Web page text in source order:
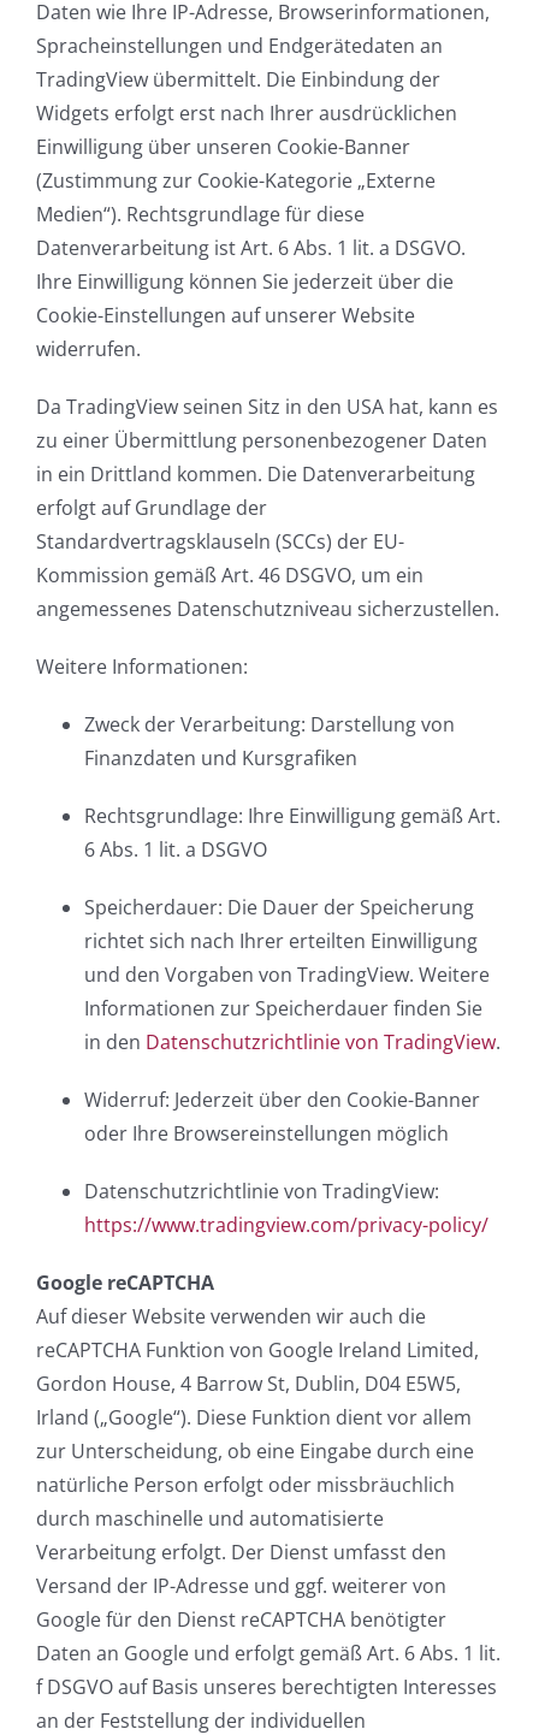
Daten wie Ihre IP-Adresse, Browserinformationen,
Spracheinstellungen und Endgerätedaten an
TradingView übermittelt. Die Einbindung der
Widgets erfolgt erst nach Ihrer ausdrücklichen
Einwilligung über unseren Cookie-Banner
(Zustimmung zur Cookie-Kategorie „Externe
Medien“). Rechtsgrundlage für diese
Datenverarbeitung ist Art. 6 Abs. 1 lit. a DSGVO.
Ihre Einwilligung können Sie jederzeit über die
Cookie-Einstellungen auf unserer Website
widerrufen.
Da TradingView seinen Sitz in den USA hat, kann es
zu einer Übermittlung personenbezogener Daten
in ein Drittland kommen. Die Datenverarbeitung
erfolgt auf Grundlage der
Standardvertragsklauseln (SCCs) der EU-
Kommission gemäß Art. 46 DSGVO, um ein
angemessenes Datenschutzniveau sicherzustellen.
Weitere Informationen:
Zweck der Verarbeitung: Darstellung von
Finanzdaten und Kursgrafiken
Rechtsgrundlage: Ihre Einwilligung gemäß Art.
6 Abs. 1 lit. a DSGVO
Speicherdauer: Die Dauer der Speicherung
richtet sich nach Ihrer erteilten Einwilligung
und den Vorgaben von TradingView. Weitere
Informationen zur Speicherdauer finden Sie
in den Datenschutzrichtlinie von TradingView.
Widerruf: Jederzeit über den Cookie-Banner
oder Ihre Browsereinstellungen möglich
Datenschutzrichtlinie von TradingView:
https://www.tradingview.com/privacy-policy/
Google reCAPTCHA
Auf dieser Website verwenden wir auch die
reCAPTCHA Funktion von Google Ireland Limited,
Gordon House, 4 Barrow St, Dublin, D04 E5W5,
Irland („Google“). Diese Funktion dient vor allem
zur Unterscheidung, ob eine Eingabe durch eine
natürliche Person erfolgt oder missbräuchlich
durch maschinelle und automatisierte
Verarbeitung erfolgt. Der Dienst umfasst den
Versand der IP-Adresse und ggf. weiterer von
Google für den Dienst reCAPTCHA benötigter
Daten an Google und erfolgt gemäß Art. 6 Abs. 1 lit.
f DSGVO auf Basis unseres berechtigten Interesses
an der Feststellung der individuellen